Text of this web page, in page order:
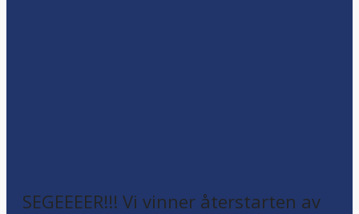
SEGEEEER!!! Vi vinner återstarten av